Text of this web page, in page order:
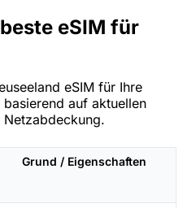
eSIM für
eSIM für Ihre
auf aktuellen
Grund / Eigenschaften